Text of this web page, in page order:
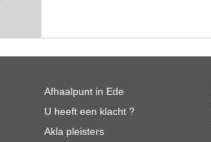
Afhaalpunt in Ede
U heeft een klacht ?
Akla pleisters